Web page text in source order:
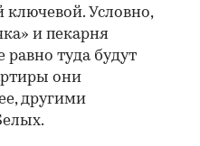
Условно,
и пекарня
равно туда будут
они
другими